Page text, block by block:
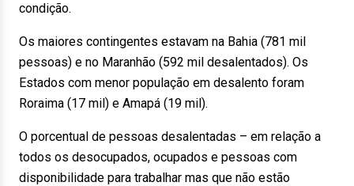
condição.
Os maiores contingentes estavam na Bahia (781 mil
pessoas) e no Maranhão (592 mil desalentados). Os
Estados com menor população em desalento foram
Roraima (17 mil) e Amapá (19 mil).
O porcentual de pessoas desalentadas – em relação a
todos os desocupados, ocupados e pessoas com
disponibilidade para trabalhar mas que não estão